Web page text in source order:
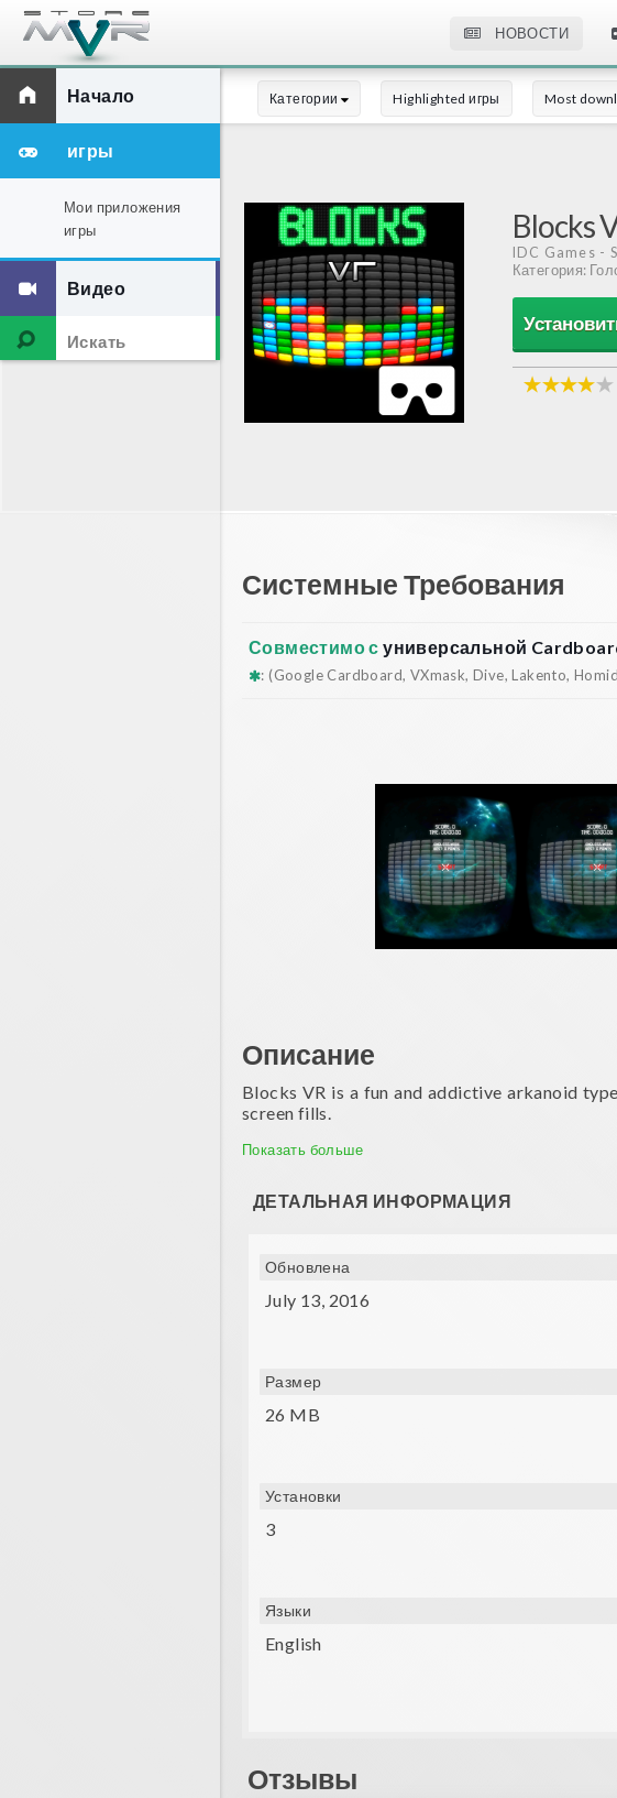
НОВОСТИ
Начало
игры
Мои приложения
игры
Видео
Категории Highlighted игры Most
Blocks
IDC Games -
Категория:
Системные Требования
Совместимо суниверсальной
: (Google Cardboard, VXmask, Dive, Lakento,
Описание
Blocks VR is a fun and addictive arkanoid
screen fills.
Features:
- Endless mode
Requirements:
- Gyroscope
Показать больше
ДЕТАЛЬНАЯ ИНФОРМАЦИЯ
Обновлена
July 13, 2016
Размер
26 MB
Установки
3
Языки
English
Отзывы